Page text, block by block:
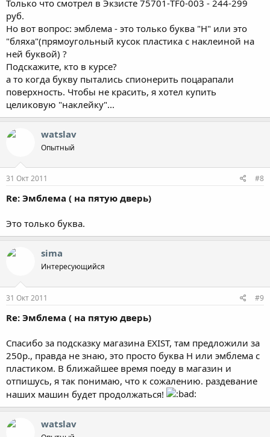
Только что смотрел в Экзисте 75701-TF0-003 - 244-299
руб.
Но вот вопрос: эмблема - это только буква "Н" или это
"бляха"(прямоугольный кусок пластика с наклеиной на
ней буквой) ?
Подскажите, кто в курсе?
а то когда букву пытались спионерить поцарапали
поверхность. Чтобы не красить, я хотел купить
целиковую "наклейку"...
watslav
Опытный
31 Окт 2011 #8
Re: Эмблема ( на пятую дверь)
Это только буква.
sima
Интересующийся
31 Окт 2011 #9
Re: Эмблема ( на пятую дверь)
Спасибо за подсказку магазина EXIST, там предложили за
250р., правда не знаю, это просто буква Н или эмблема с
пластиком. В ближайшее время поеду в магазин и
отпишусь, я так понимаю, что к сожалению. раздевание
наших машин будет продолжаться!
watslav